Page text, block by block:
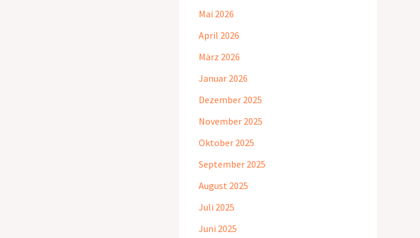
Mai 2026
April 2026
März 2026
Januar 2026
Dezember 2025
November 2025
Oktober 2025
September 2025
August 2025
Juli 2025
Juni 2025